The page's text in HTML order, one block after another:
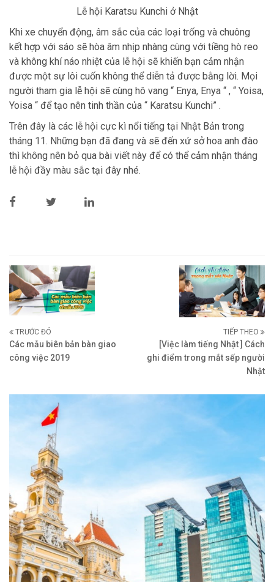
Lễ hội Karatsu Kunchi ở Nhật
Khi xe chuyển động, âm sắc của các loại trống và chuông
kết hợp với sáo sẽ hòa âm nhịp nhàng cùng với tiềng hò reo
và không khí náo nhiệt của lễ hội sẽ khiến bạn cảm nhận
được một sự lôi cuốn không thể diễn tả được bằng lời. Mọi
người tham gia lễ hội sẽ cùng hô vang “ Enya, Enya “ , “ Yoisa,
Yoisa “ để tạo nên tinh thần của “ Karatsu Kunchi” .
Trên đây là các lễ hội cực kì nổi tiếng tại Nhật Bản trong
tháng 11. Những bạn đã đang và sẽ đến xứ sở hoa anh đào
thì không nên bỏ qua bài viết này để có thể cảm nhận tháng
lễ hội đầy màu sắc tại đây nhé.
TRƯỚC ĐÓ
Các mẫu biên bản bàn giao
công việc 2019
TIẾP THEO
[Việc làm tiếng Nhật ] Cách
ghi điểm trong mắt sếp người
Nhật